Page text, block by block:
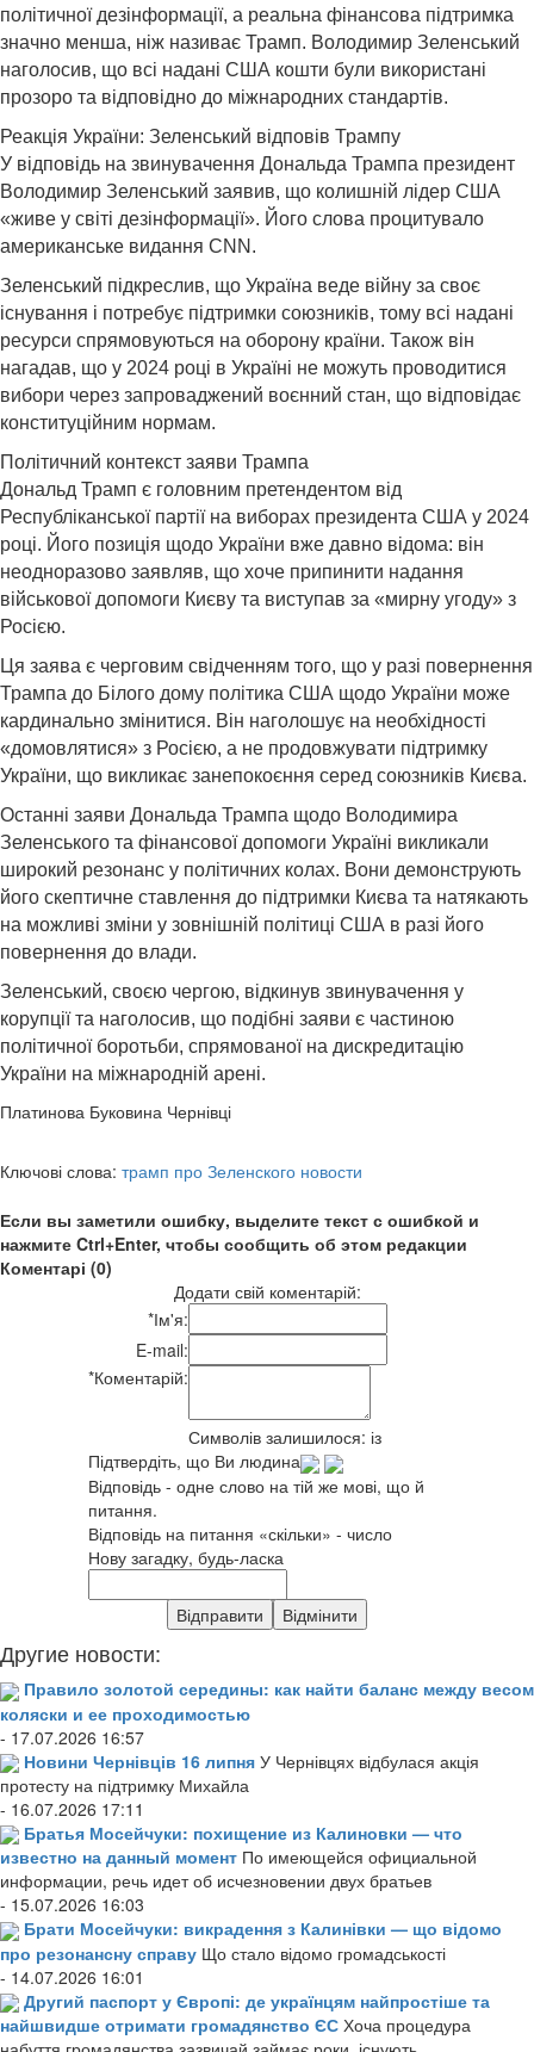
політичної дезінформації, а реальна фінансова підтримка
значно менша, ніж називає Трамп. Володимир Зеленський
наголосив, що всі надані США кошти були використані
прозоро та відповідно до міжнародних стандартів.
Реакція України: Зеленський відповів Трампу
У відповідь на звинувачення Дональда Трампа президент
Володимир Зеленський заявив, що колишній лідер США
«живе у світі дезінформації». Його слова процитувало
американське видання CNN.
Зеленський підкреслив, що Україна веде війну за своє
існування і потребує підтримки союзників, тому всі надані
ресурси спрямовуються на оборону країни. Також він
нагадав, що у 2024 році в Україні не можуть проводитися
вибори через запроваджений воєнний стан, що відповідає
конституційним нормам.
Політичний контекст заяви Трампа
Дональд Трамп є головним претендентом від
Республіканської партії на виборах президента США у 2024
році. Його позиція щодо України вже давно відома: він
неодноразово заявляв, що хоче припинити надання
військової допомоги Києву та виступав за «мирну угоду» з
Росією.
Ця заява є черговим свідченням того, що у разі повернення
Трампа до Білого дому політика США щодо України може
кардинально змінитися. Він наголошує на необхідності
«домовлятися» з Росією, а не продовжувати підтримку
України, що викликає занепокоєння серед союзників Києва.
Останні заяви Дональда Трампа щодо Володимира
Зеленського та фінансової допомоги Україні викликали
широкий резонанс у політичних колах. Вони демонструють
його скептичне ставлення до підтримки Києва та натякають
на можливі зміни у зовнішній політиці США в разі його
повернення до влади.
Зеленський, своєю чергою, відкинув звинувачення у
корупції та наголосив, що подібні заяви є частиною
політичної боротьби, спрямованої на дискредитацію
України на міжнародній арені.
Платинова Буковина Чернівці
Ключові слова: трамп про Зеленского новости
Если вы заметили ошибку, выделите текст с ошибкой и
нажмите Ctrl+Enter, чтобы сообщить об этом редакции
Коментарі (0)
Додати свій коментарій:
*Ім'я:
E-mail:
*Коментарій:
Символів залишилося: із
Підтвердіть, що Ви людина
Відповідь - одне слово на тій же мові, що й
питання.
Відповідь на питання «скільки» - число
Нову загадку, будь-ласка
Другие новости:
Правило золотой середины: как найти баланс между весом
коляски и ее проходимостью
- 17.07.2026 16:57
Новини Чернівців 16 липня У Чернівцях відбулася акція
протесту на підтримку Михайла
- 16.07.2026 17:11
Братья Мосейчуки: похищение из Калиновки — что
известно на данный момент По имеющейся официальной
информации, речь идет об исчезновении двух братьев
- 15.07.2026 16:03
Брати Мосейчуки: викрадення з Калинівки — що відомо
про резонансну справу Що стало відомо громадськості
- 14.07.2026 16:01
Другий паспорт у Європі: де українцям найпростіше та
найшвидше отримати громадянство ЄС Хоча процедура